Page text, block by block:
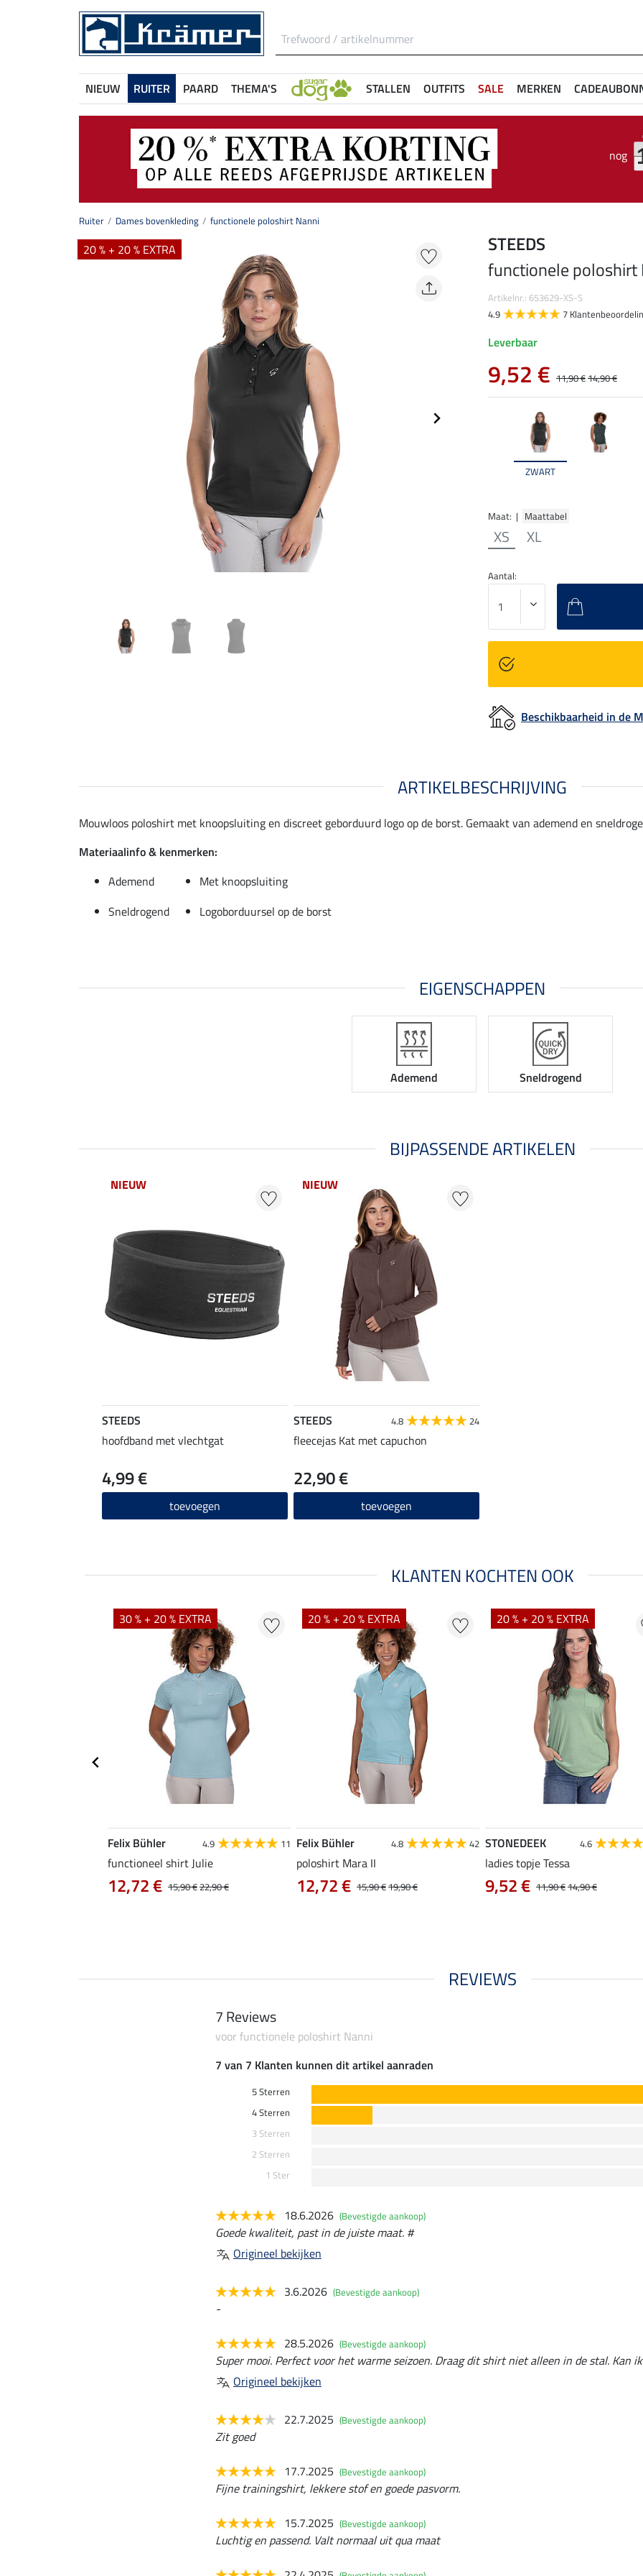
NIEUW RUITER PAARD THEMA'S STALLEN OUTFITS SALE MERKEN
nog
Ruiter Dames bovenkleding functionele poloshirt Nanni
20 % + 20 % EXTRA
ZWART
Maat: | Maattabel
XS XL
STEEDS
functionele poloshirt
Artikelnr.: 653629-XS-S
4.9
7
Leverbaar
9,52 € 11,90 €14,90 €
Aantal:
Beschikbaarheid in de
ARTIKELBESCHRIJVING
Mouwloos poloshirt met knoopsluiting en discreet geborduurd logo op de borst. Gemaakt van ademend en
Materiaalinfo & kenmerken:
Ademend
Met knoopsluiting
Sneldrogend
Logoborduursel op de borst
EIGENSCHAPPEN
Ademend Sneldrogend
BIJPASSENDE ARTIKELEN
NIEUW
STEEDS
hoofdband met vlechtgat
4,99 €
toevoegen
NIEUW
STEEDS 4.8 24
fleecejas Kat met capuchon
22,90 €
toevoegen
KLANTEN KOCHTEN OOK
30 % + 20 % EXTRA
Felix Bühler 4.9 11
functioneel shirt Julie
15,90 €22,90 €
12,72 €
20 % + 20 % EXTRA
Felix Bühler 4.8 42
poloshirt Mara II
15,90 €19,90 €
12,72 €
20 % + 20 % EXTRA
STONEDEEK 4.6
ladies topje Tessa
11,90 €14,90 €
9,52 €
REVIEWS
7 Reviews
voor functionele poloshirt Nanni
7 van 7 Klanten kunnen dit artikel aanraden
5 Sterren
4 Sterren
3 Sterren
2 Sterren
1 Ster
18.6.2026 (Bevestigde aankoop)
Goede kwaliteit, past in de juiste maat. #
Origineel bekijken
3.6.2026 (Bevestigde aankoop)
-
28.5.2026 (Bevestigde aankoop)
Super mooi. Perfect voor het warme seizoen. Draag dit shirt niet alleen in de stal. Kan
Origineel bekijken
22.7.2025 (Bevestigde aankoop)
Zit goed
17.7.2025 (Bevestigde aankoop)
Fijne trainingshirt, lekkere stof en goede pasvorm.
15.7.2025 (Bevestigde aankoop)
Luchtig en passend. Valt normaal uit qua maat